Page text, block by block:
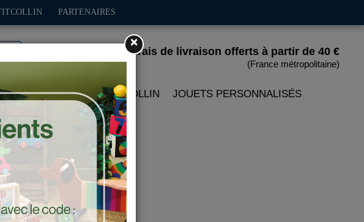
Frais de livraison offerts à partir de 40 €
(France métropolitaine)
PARTENAIRES
POUPÉES PETITCOLLIN JOUETS PERSONNALISÉS
mint
×